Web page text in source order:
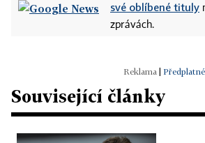
své oblíbené tituly
zprávách.
Související články